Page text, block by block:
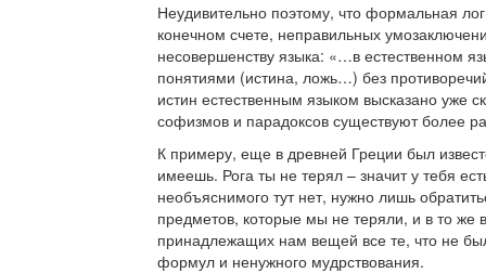
Неудивительно поэтому, что формальная
конечном счете, неправильных
несовершенству языка: «…в естественном
понятиями (истина, ложь…) без
истин естественным языком высказано уже
софизмов и парадоксов существуют более
К примеру, еще в древней Греции был
имеешь. Рога ты не терял – значит у тебя
необъяснимого тут нет, нужно лишь
предметов, которые мы не теряли, и в то же
принадлежащих нам вещей все те, что не
формул и ненужного мудрствования.